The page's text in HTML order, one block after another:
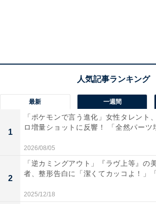
最新 一週間
1
「ポケモンで言う進化」女性タレント
ロ増量ショットに反響！ 「全然パーツ
2026/08/05
2
「逆カミングアウト」『ラヴ上等』の
者、整形告白に「潔くてカッコよ！」
2025/12/18